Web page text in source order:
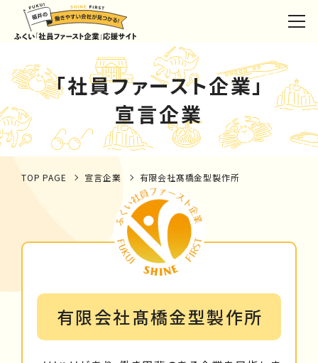
「社員ファースト企業」
宣言企業
TOP PAGE 宣言企業 有限会社髙橋金型製作所
有限会社髙橋金型製作所